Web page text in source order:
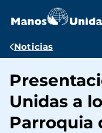
contenido
Ruta
navegación
Noticias
Unidas a
Parroquia